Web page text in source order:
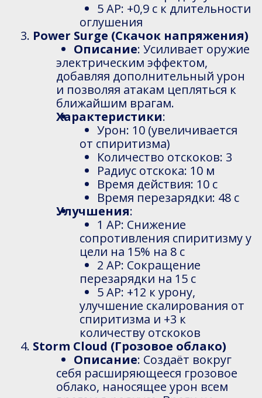
5 AP: +0,9 с к длительности
оглушения
Power Surge (Скачок напряжения)
Описание: Усиливает оружие
электрическим эффектом,
добавляя дополнительный урон
и позволяя атакам цепляться к
ближайшим врагам.
Характеристики:
Урон: 10 (увеличивается
от спиритизма)
Количество отскоков: 3
Радиус отскока: 10 м
Время действия: 10 с
Время перезарядки: 48 с
Улучшения:
1 AP: Снижение
сопротивления спиритизму у
цели на 15% на 8 с
2 AP: Сокращение
перезарядки на 15 с
5 AP: +12 к урону,
улучшение скалирования от
спиритизма и +3 к
количеству отскоков
Storm Cloud (Грозовое облако)
Описание: Создаёт вокруг
себя расширяющееся грозовое
облако, наносящее урон всем